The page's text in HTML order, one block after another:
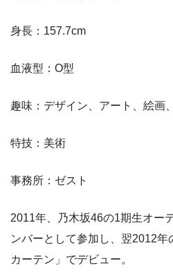
身長：157.7cm
血液型：O型
趣味：デザイン、アート、絵画
特技：美術
事務所：ゼスト
2011年、乃木坂46の1期生オー
ンバーとして参加し、翌2012年
カーテン」でデビュー。